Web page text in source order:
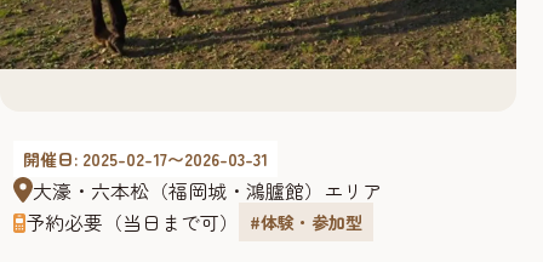
開催日: 2025-02-17〜2026-03-31
大濠・六本松（福岡城・鴻臚館）エリア
予約必要（当日まで可）
#体験・参加型